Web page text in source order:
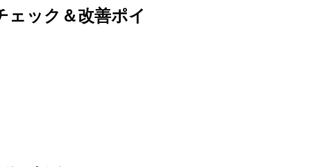
ェック＆改善ポイ